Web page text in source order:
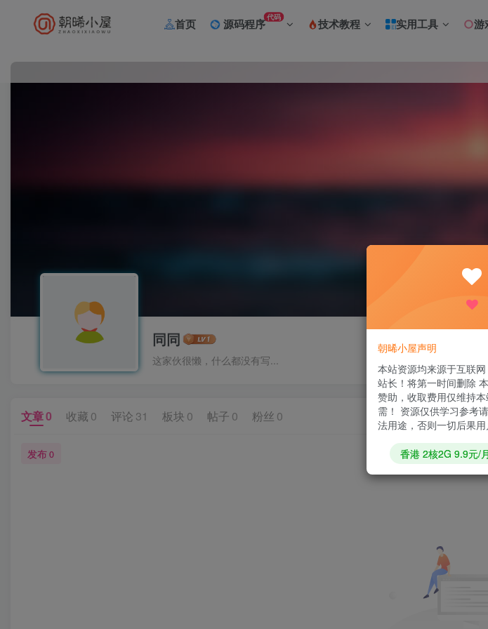
首页 源码程序代码 技术教程 实用工具 游
同同
这家伙很懒，什么都没有写...
文章0 收藏 0 评论 31 板块 0 帖子 0 粉丝 0
发布0
朝晞小屋声明
本站资源均来源于互联
站长！将第一时间删除
赞助，收取费用仅维持
需！ 资源仅供学习参考
法用途，否则一切后果用
香港 2核2G 9.9元/月